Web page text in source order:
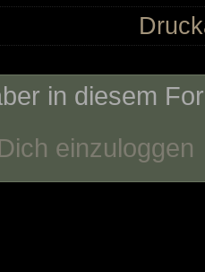
in diesem
einzuloggen